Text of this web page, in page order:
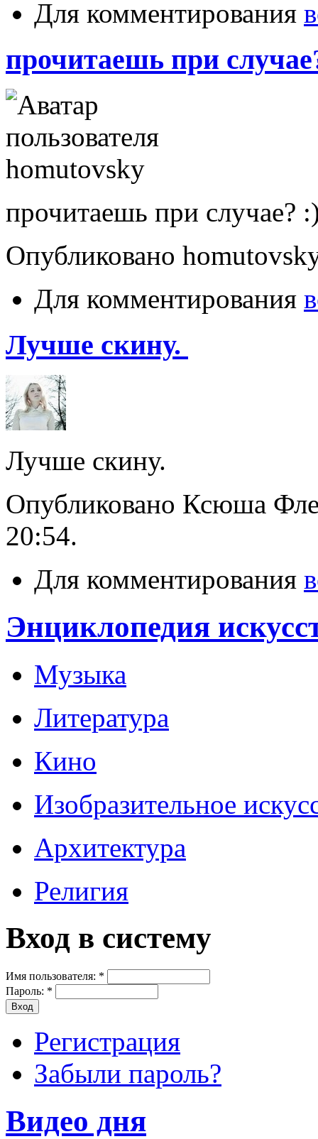
Для комментирования
прочитаешь при
прочитаешь при случае?
Опубликовано
Для комментирования
Лучше скину.
Лучше скину.
Опубликовано Ксюша
20:54.
Для комментирования
Энциклопедия
Музыка
Литература
Кино
Изобразительное
Архитектура
Религия
Вход в систему
Имя пользователя: *
Пароль: *
Регистрация
Забыли пароль?
Видео дня